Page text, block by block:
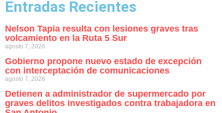
Entradas Recientes
Nelson Tapia resulta con lesiones graves tras
volcamiento en la Ruta 5 Sur
agosto 7, 2026
Gobierno propone nuevo estado de excepción
con interceptación de comunicaciones
agosto 7, 2026
Detienen a administrador de supermercado por
graves delitos investigados contra trabajadora en